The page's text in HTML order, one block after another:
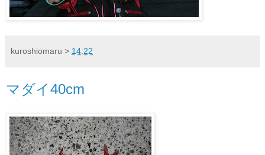
kuroshiomaru > 14:22
マダイ40cm